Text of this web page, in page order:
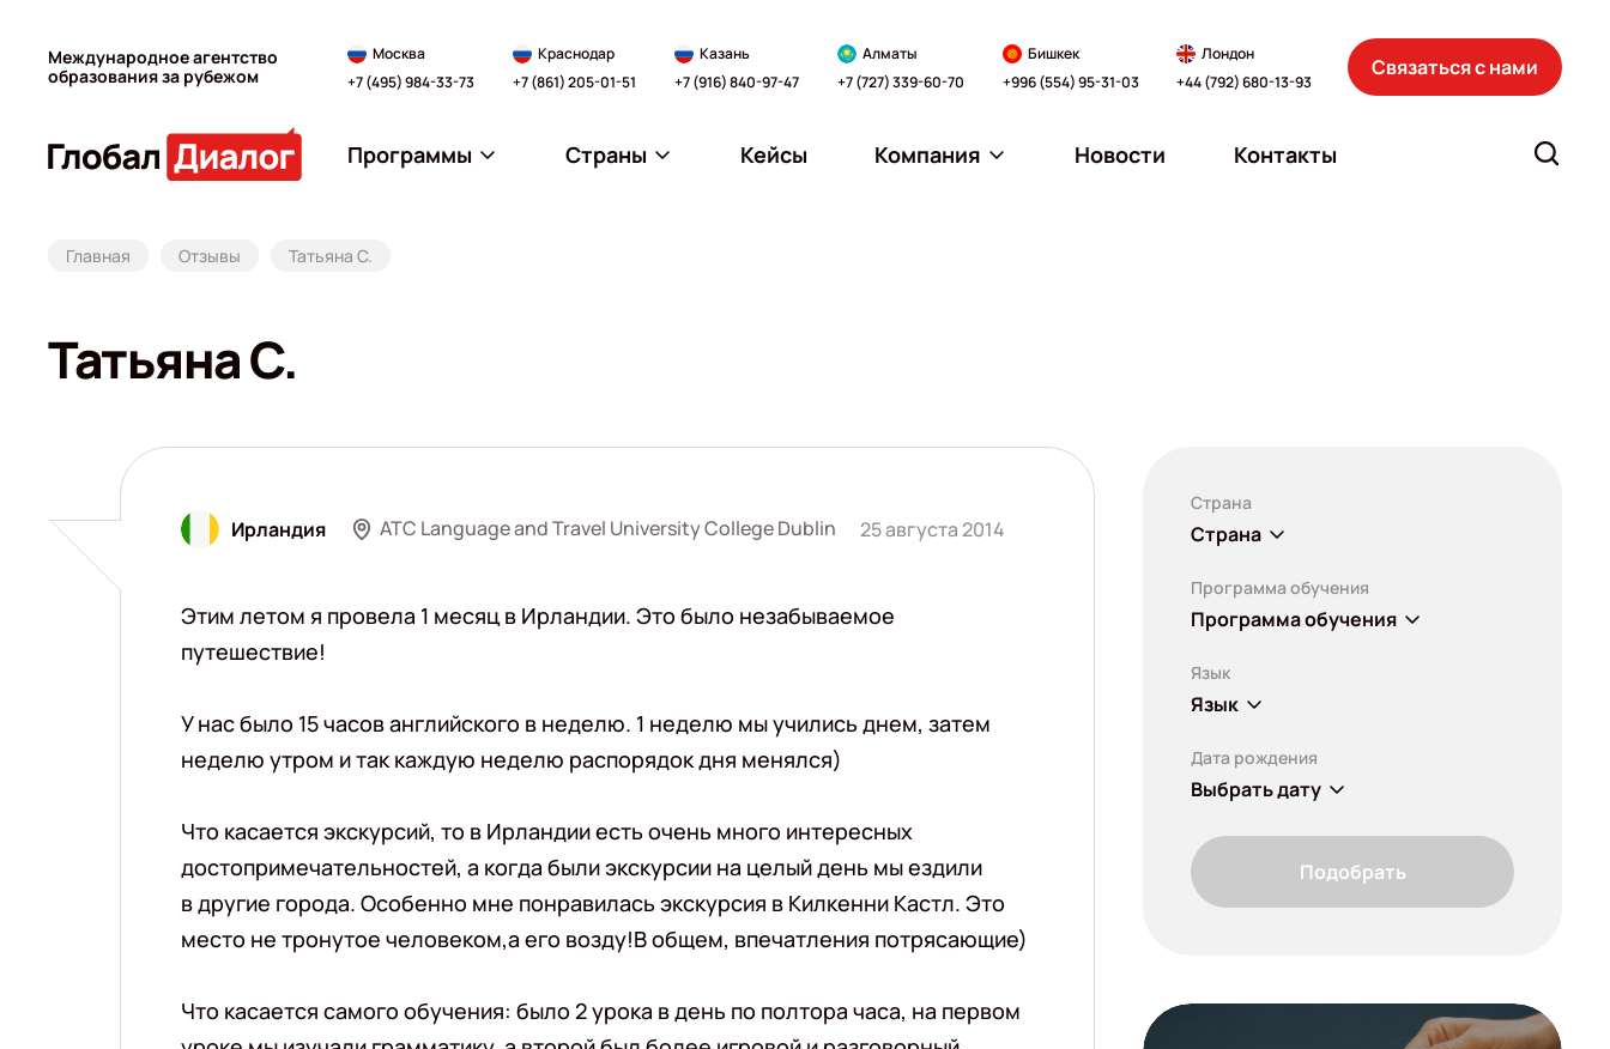
Международное агентство
образования за рубежом
Москва
+7 (495) 984-33-73
Краснодар
+7 (861) 205-01-51
Казань
+7 (916) 840-97-47
Алматы
+7 (727) 339-60-70
Бишкек
+996 (554) 95-31-03
Лондон
+44 (792) 680-13-93
Связаться с нами
Программы Страны Кейсы Компания Новости Контакты
Главная Отзывы Татьяна С.
Татьяна С.
Ирландия ATC Language and Travel University College Dublin 25 августа 2014
Этим летом я провела 1 месяц в Ирландии. Это было незабываемое
путешествие!
У нас было 15 часов английского в неделю. 1 неделю мы учились днем, затем
неделю утром и так каждую неделю распорядок дня менялся)
Что касается экскурсий, то в Ирландии есть очень много интересных
достопримечательностей, а когда были экскурсии на целый день мы ездили
в другие города. Особенно мне понравилась экскурсия в Килкенни Кастл. Это
место не тронутое человеком,а его возду!В общем, впечатления потрясающие)
Что касается самого обучения: было 2 урока в день по полтора часа, на первом
Страна
Страна
Программа обучения
Программа обучения
Язык
Язык
Дата рождения
Выбрать дату
Подобрать